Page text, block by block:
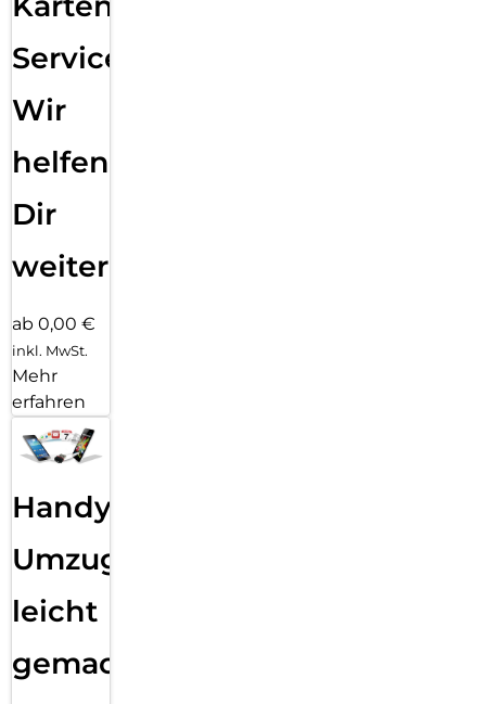
Service:
Wir
helfen
Dir
weiter
ab 0,00 €
inkl. MwSt.
Mehr
erfahren
Handy
Umzug
leicht
gemacht!